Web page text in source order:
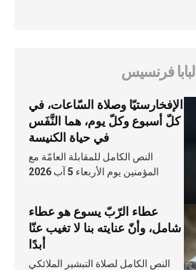
البابا فرنسيس
الإفخارستيّا وصلاة السّاعات، في
كلّ أسبوع وكلّ يوم، هما النَّفَس
في حياة الكنيسة
النص الكامل للمقابلة العامّة مع
المؤمنين يوم الأربعاء 5 آب 2026
عطاء الرّبّ يسوع هو عطاء
شامل، وأنّ عنايته بنا لا تغيب عنّا
أبدًا
النص الكامل لصلاة التبشير الملائكي